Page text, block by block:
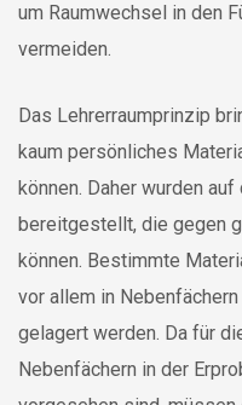
um Raumwechsel in den
vermeiden.
Das Lehrerraumprinzip
kaum persönliches
können. Daher wurden auf
bereitgestellt, die gegen
können. Bestimmte
vor allem in
gelagert werden. Da für
Nebenfächern in der